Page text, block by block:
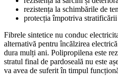
rezistența la schimbările de
protecția împotriva
Fibrele sintetice nu conduc
alternativă pentru încălzirea
dura mulți ani. Polipropilena este
stratul final de pardoseală nu este
va avea de suferit în timpul